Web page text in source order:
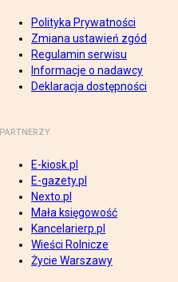
Polityka Prywatności
Zmiana ustawień zgód
Regulamin serwisu
Informacje o nadawcy
Deklaracja dostępności
PARTNERZY
E-kiosk.pl
E-gazety.pl
Nexto.pl
Mała księgowość
Kancelarierp.pl
Wieści Rolnicze
Życie Warszawy